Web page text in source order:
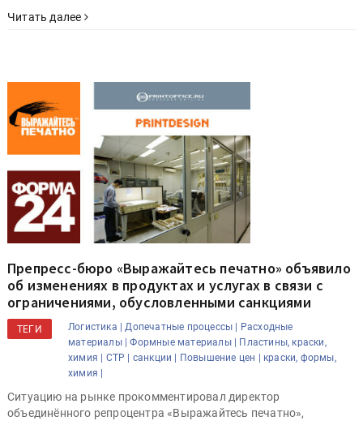
Читать далее
Препресс-бюро «Выражайтесь печатно» объявило
об изменениях в продуктах и услугах в связи с
ограничениями, обусловленными санкциями
ТЕГИ Логистика | Допечатные процессы |
Расходные
материалы |
Формные материалы |
Пластины, краски,
химия |
CTP | санкции | Повышение цен |
краски, формы,
химия |
Ситуацию на рынке прокомментировал директор
объединённого репроцентра «Выражайтесь печатно»,